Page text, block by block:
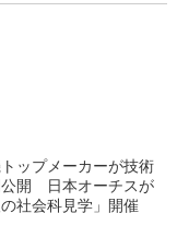
ップメーカーが技術
開 日本オーチスが
の社会科見学」開催